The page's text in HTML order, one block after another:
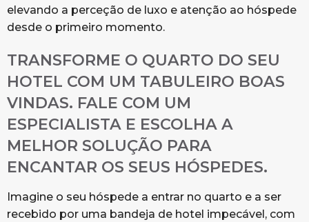
elevando a perceção de luxo e atenção ao hóspede
desde o primeiro momento.
TRANSFORME O QUARTO DO SEU
HOTEL COM UM TABULEIRO BOAS
VINDAS. FALE COM UM
ESPECIALISTA E ESCOLHA A
MELHOR SOLUÇÃO PARA
ENCANTAR OS SEUS HÓSPEDES.
Imagine o seu hóspede a entrar no quarto e a ser
recebido por uma bandeja de hotel impecável, com